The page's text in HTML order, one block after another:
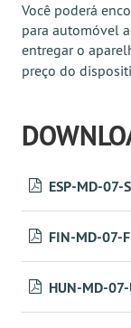
Você poderá
para automóvel
entregar o
preço do
ESP-MD-07-
FIN-MD-07-
HUN-MD-